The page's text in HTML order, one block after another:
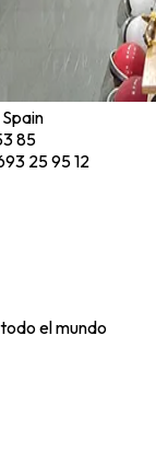
85
25 95 12
el mundo